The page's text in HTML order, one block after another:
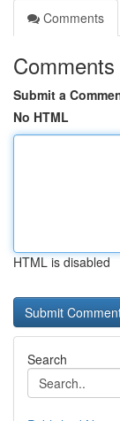
Comments
Comments
Submit a
No HTML
HTML is disabled
Search